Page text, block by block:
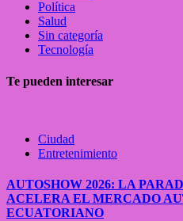
Política
Salud
Sin categoría
Tecnología
Te pueden interesar
Ciudad
Entretenimiento
AUTOSHOW 2026: LA
ACELERA EL MERCADO
ECUATORIANO